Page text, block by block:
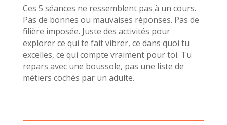
Ces 5 séances ne ressemblent pas à un cours.
Pas de bonnes ou mauvaises réponses. Pas de
filière imposée. Juste des activités pour
explorer ce qui te fait vibrer, ce dans quoi tu
excelles, ce qui compte vraiment pour toi. Tu
repars avec une boussole, pas une liste de
métiers cochés par un adulte.